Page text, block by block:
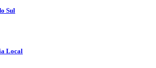
Sul
Local